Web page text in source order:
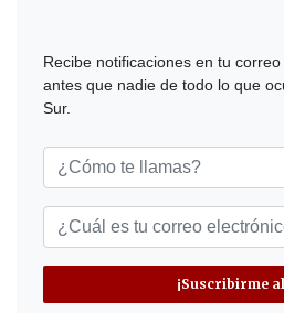
Recibe notificaciones en tu
antes que nadie de todo lo que
Sur.
¡Suscribirme